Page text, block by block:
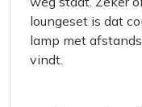
loungeset is dat
lamp met
vindt.